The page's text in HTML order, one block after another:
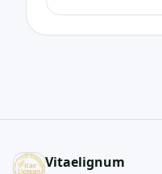
Vitaelignum